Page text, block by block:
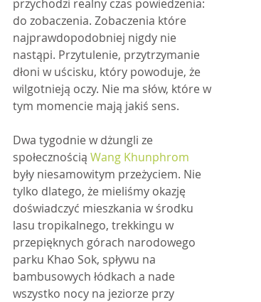
przychodzi realny czas powiedzenia:
do zobaczenia. Zobaczenia które
najprawdopodobniej nigdy nie
nastąpi. Przytulenie, przytrzymanie
dłoni w uścisku, który powoduje, że
wilgotnieją oczy. Nie ma słów, które w
tym momencie mają jakiś sens.
Dwa tygodnie w dżungli ze
społecznością Wang Khunphrom
były niesamowitym przeżyciem. Nie
tylko dlatego, że mieliśmy okazję
doświadczyć mieszkania w środku
lasu tropikalnego, trekkingu w
przepięknych górach narodowego
parku Khao Sok, spływu na
bambusowych łódkach a nade
wszystko nocy na jeziorze przy